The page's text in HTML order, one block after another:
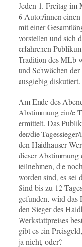
Jeden 1. Freitag im
6 Autor/innen einen
mit einer
vorstellen und sich
erfahrenen
Tradition des MLb
und Schwächen der
ausgiebig diskutiert.
Am Ende des
Abstimmung ein/e
ermittelt. Das
der/die
den Haidhauser
dieser Abstimmung
teilnehmen, die
worden sind, es sei
Sind bis zu 12
gefunden, wird das
den Sieger des
Werkstattpreises
gibt es ein
ja nicht, oder?